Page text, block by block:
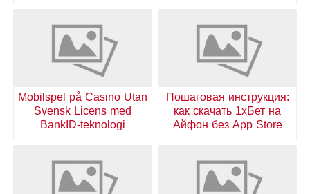
Пошаговая инструкция:
как скачать 1хБет на
Айфон без App Store
Mobilspel på Casino Utan
Svensk Licens med
BankID-teknologi